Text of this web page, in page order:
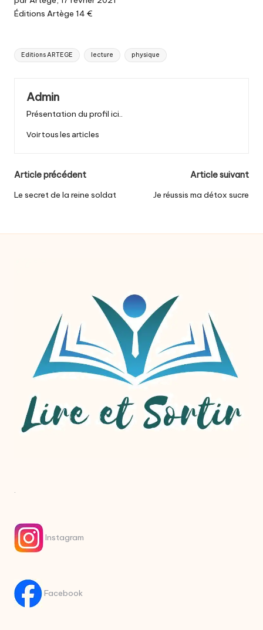
Éditions Artège 14 €
Tags:
Editions ARTEGE lecture physique
Admin
Présentation du profil ici..
Voir tous les articles
Post
navigation
Article précédent
Le secret de la reine soldat
Article suivant
Je réussis ma détox sucre
.
Instagram
Facebook